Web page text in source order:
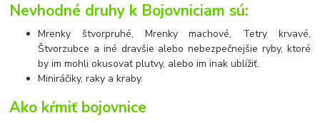
Nevhodné druhy k Bojovniciam sú:
Mrenky štvorpruhé, Mrenky machové, Tetry krvavé,
Štvorzubce a iné dravšie alebo nebezpečnejšie ryby, ktoré
by im mohli okusovať plutvy, alebo im inak ublížiť.
Miniráčiky, raky a kraby.
Ako kŕmiť bojovnice